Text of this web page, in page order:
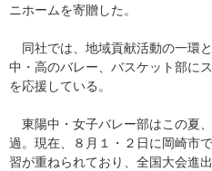
ニホームを寄贈した。
同社では、地域貢献活動の一環
中・高のバレー、バスケット部に
を応援している。
東陽中・女子バレー部はこの夏
過。現在、８月１・２日に岡崎市
習が重ねられており、全国大会進